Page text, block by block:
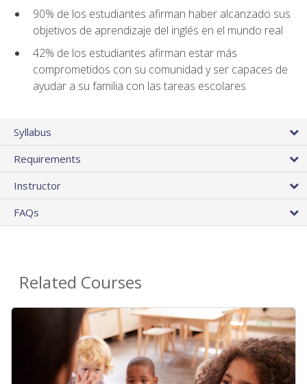
90% de los estudiantes afirman haber alcanzado sus
objetivos de aprendizaje del inglés en el mundo real
42% de los estudiantes afirman estar más
comprometidos con su comunidad y ser capaces de
ayudar a su familia con las tareas escolares
Syllabus
Requirements
Instructor
FAQs
Related Courses